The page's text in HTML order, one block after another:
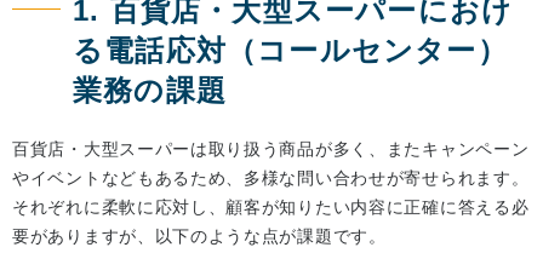
1. 百貨店・大型スーパーにおけ
る電話応対（コールセンター）
業務の課題
百貨店・大型スーパーは取り扱う商品が多く、またキャンペーン
やイベントなどもあるため、多様な問い合わせが寄せられます。
それぞれに柔軟に応対し、顧客が知りたい内容に正確に答える必
要がありますが、以下のような点が課題です。